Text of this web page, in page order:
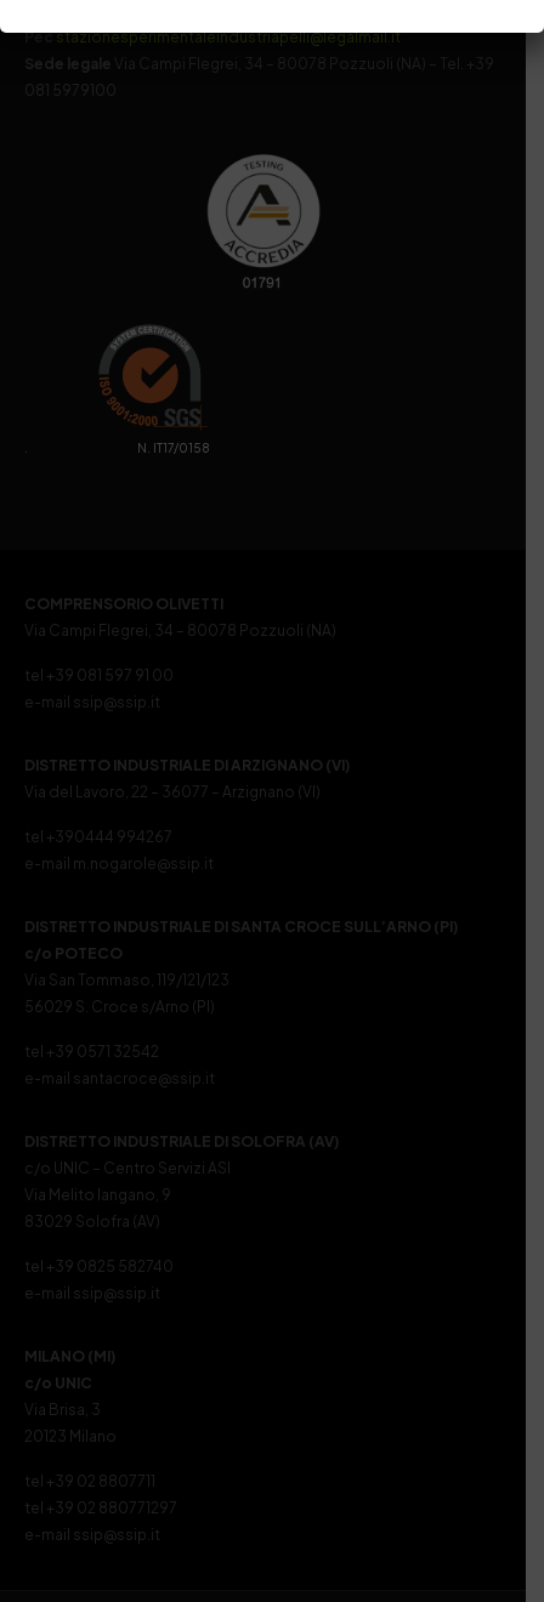
Pecstazionesperimentaleindustriapelli@legalmail.it
Sede legale
Via Campi Flegrei, 34 – 80078 Pozzuoli (NA) – Tel. +39
081 5979100
. N. IT17/0158
COMPRENSORIO OLIVETTI
Via Campi Flegrei, 34 – 80078 Pozzuoli (NA)
tel +39 081 597 91 00
e-mail ssip@ssip.it
DISTRETTO INDUSTRIALE DI ARZIGNANO (VI)
Via del Lavoro, 22 – 36077 – Arzignano (VI)
tel +390444 994267
e-mail m.nogarole@ssip.it
DISTRETTO INDUSTRIALE DI SANTA CROCE SULL’ARNO (PI)
c/o POTECO
Via San Tommaso, 119/121/123
56029 S. Croce s/Arno (PI)
tel +39 0571 32542
e-mail santacroce@ssip.it
DISTRETTO INDUSTRIALE DI SOLOFRA (AV)
c/o UNIC – Centro Servizi ASI
Via Melito Iangano, 9
83029 Solofra (AV)
tel +39 0825 582740
e-mail ssip@ssip.it
MILANO (MI)
c/o UNIC
Via Brisa, 3
20123 Milano
tel +39 02 8807711
tel +39 02 880771297
e-mail ssip@ssip.it